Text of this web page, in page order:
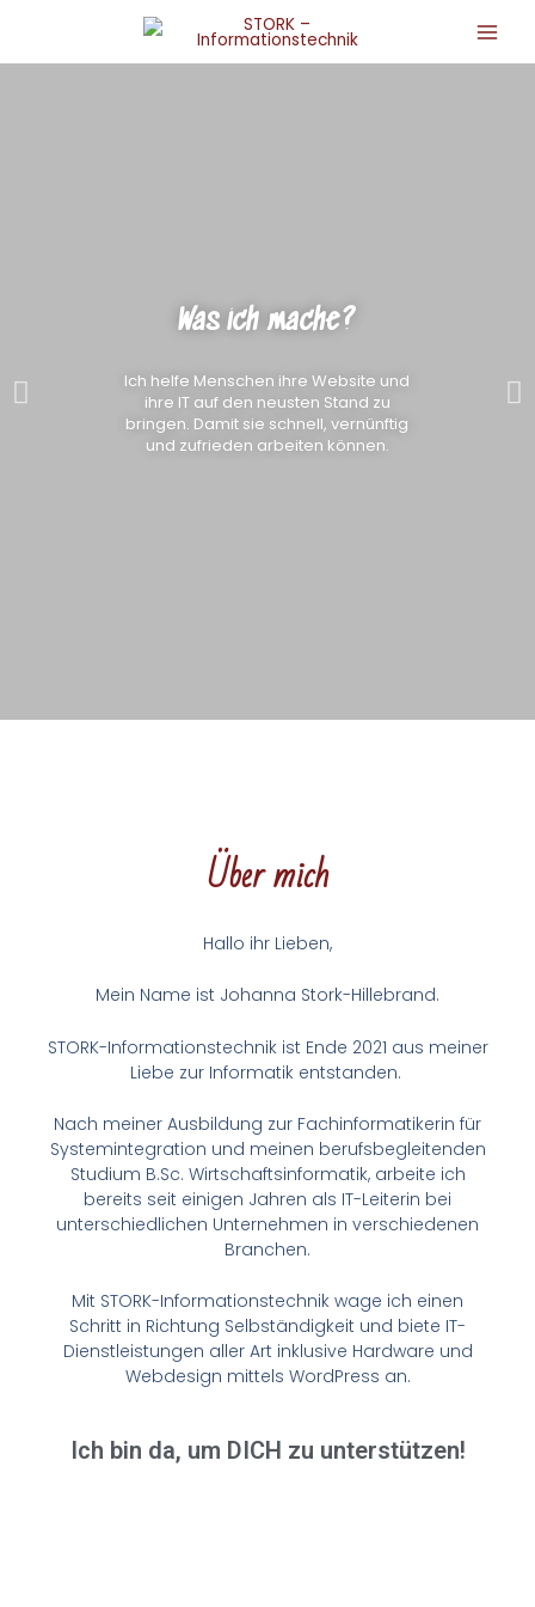
springen
Main
Was ich mache?
Ich helfe Menschen ihre Website und
ihre IT auf den neusten Stand zu
bringen. Damit sie schnell, vernünftig
und zufrieden arbeiten können.
Über mich
Hallo ihr Lieben,
Mein Name ist Johanna Stork-Hillebrand.
STORK-Informationstechnik ist Ende 2021 aus meiner
Liebe zur Informatik entstanden.
Nach meiner Ausbildung zur Fachinformatikerin für
Systemintegration und meinen berufsbegleitenden
Studium B.Sc. Wirtschaftsinformatik, arbeite ich
bereits seit einigen Jahren als IT-Leiterin bei
unterschiedlichen Unternehmen in verschiedenen
Branchen.
Mit STORK-Informationstechnik wage ich einen
Schritt in Richtung Selbständigkeit und biete IT-
Dienstleistungen aller Art inklusive Hardware und
Webdesign mittels WordPress an.
Ich bin da, um DICH zu unterstützen!